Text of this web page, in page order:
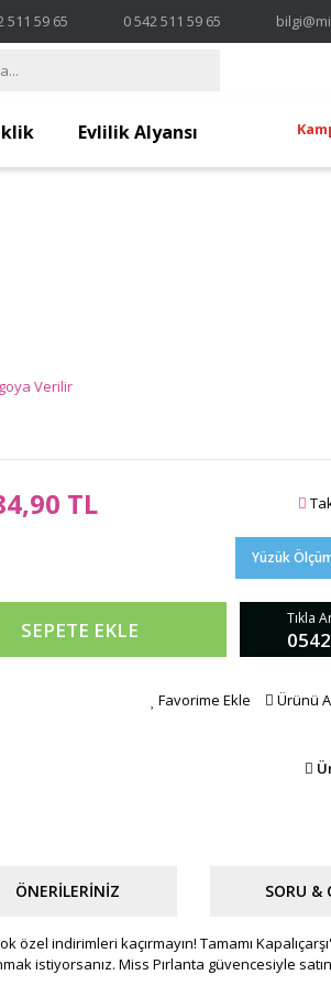
511 59 65 0 542 511 59 65
Evlilik Alyansı
Verilir
TL
Yüzük
SEPETE EKLE Tıkla
Favorime Ekle Ürünü
ÖNERILERINIZ SORU &
özel indirimleri kaçırmayın! Tamamı
istiyorsanız. Miss Pırlanta güvencesiyle satın